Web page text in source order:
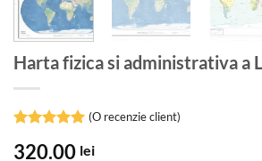
Harta fizica si administrativa a
5din 5 pe
(O recenzie client)
320.00 lei